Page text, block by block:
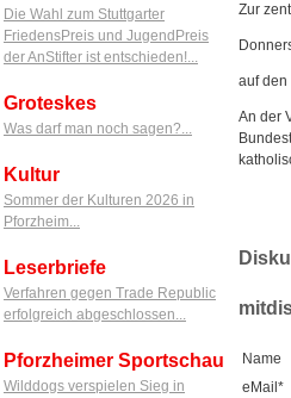
Die Wahl zum Stuttgarter
FriedensPreis und JugendPreis
der AnStifter ist entschieden!...
Groteskes
Was darf man noch sagen?...
Kultur
Sommer der Kulturen 2026 in
Pforzheim...
Leserbriefe
Verfahren gegen Trade Republic
erfolgreich abgeschlossen...
Pforzheimer Sportschau
Wilddogs verspielen Sieg in
Zur
auf den
An der
Name
eMail*